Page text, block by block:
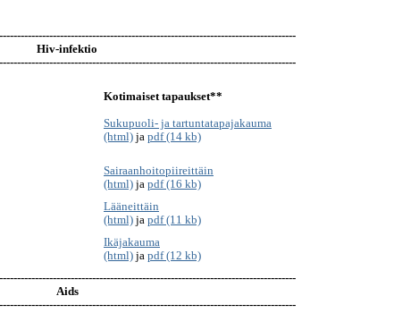
Hiv-infektio
Kotimaiset tapaukset**
Sukupuoli- ja tartuntatapajakauma
(html) ja pdf (14 kb)
Sairaanhoitopiireittäin
(html) ja pdf (16 kb)
Lääneittäin
(html) ja pdf (11 kb)
Ikäjakauma
(html) ja pdf (12 kb)
Aids